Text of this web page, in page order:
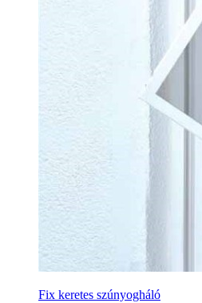
Fix keretes szúnyogháló